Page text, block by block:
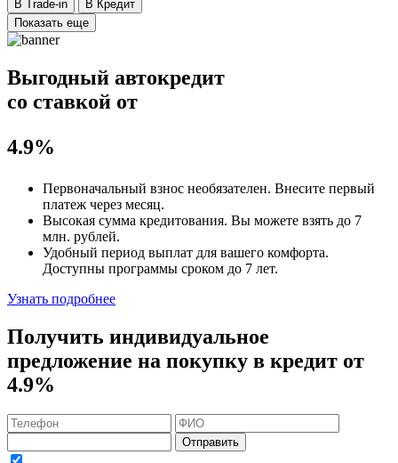
В Trade-in
В Кредит
Показать еще
Выгодный автокредит
со ставкой от
4.9%
Первоначальный взнос необязателен. Внесите первый
платеж через месяц.
Высокая сумма кредитования. Вы можете взять до 7
млн. рублей.
Удобный период выплат для вашего комфорта.
Доступны программы сроком до 7 лет.
Узнать подробнее
Получить индивидуальное
предложение на покупку в кредит от
4.9%
Отправить